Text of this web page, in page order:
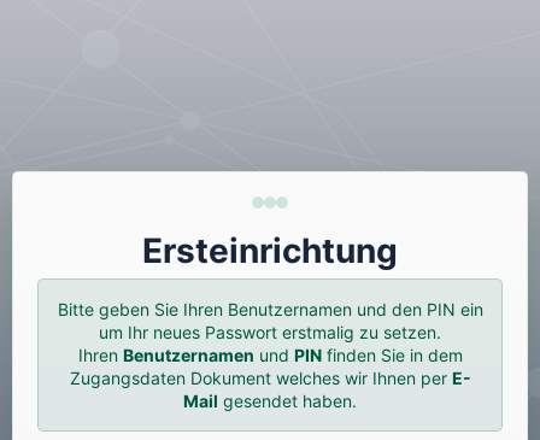
Ersteinrichtung
Bitte geben Sie Ihren Benutzernamen und den PIN ein
um Ihr neues Passwort erstmalig zu setzen.
Ihren Benutzernamen und PINfinden Sie in dem
Zugangsdaten Dokument welches wir Ihnen per E-
Mail gesendet haben.